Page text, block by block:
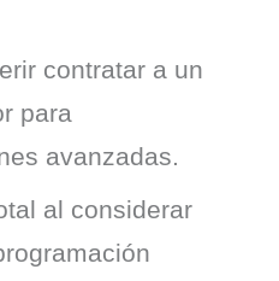
contratar a un
para
avanzadas.
al considerar